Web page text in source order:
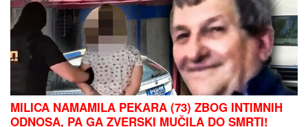
nedeljom i praznicima,
kazna i do 570 evra!
Zašto Nemačka planira
zabranu